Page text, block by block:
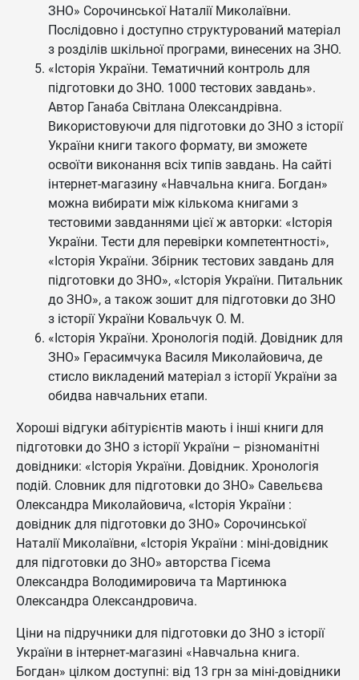
ЗНО» Сорочинської Наталії Миколаївни.
Послідовно і доступно структурований матеріал
з розділів шкільної програми, винесених на ЗНО.
«Історія України. Тематичний контроль для
підготовки до ЗНО. 1000 тестових завдань».
Автор Ганаба Світлана Олександрівна.
Використовуючи для підготовки до ЗНО з історії
України книги такого формату, ви зможете
освоїти виконання всіх типів завдань. На сайті
інтернет-магазину «Навчальна книга. Богдан»
можна вибирати між кількома книгами з
тестовими завданнями цієї ж авторки: «Історія
України. Тести для перевірки компетентності»,
«Історія України. Збірник тестових завдань для
підготовки до ЗНО», «Історія України. Питальник
до ЗНО», а також зошит для підготовки до ЗНО
з історії України Ковальчук О. М.
«Історія України. Хронологія подій. Довідник для
ЗНО» Герасимчука Василя Миколайовича, де
стисло викладений матеріал з історії України за
обидва навчальних етапи.
Хороші відгуки абітурієнтів мають і інші книги для
підготовки до ЗНО з історії України – різноманітні
довідники: «Історія України. Довідник. Хронологія
подій. Словник для підготовки до ЗНО» Савельєва
Олександра Миколайовича, «Історія України :
довідник для підготовки до ЗНО» Сорочинської
Наталії Миколаївни, «Історія України : міні-довідник
для підготовки до ЗНО» авторства Гісема
Олександра Володимировича та Мартинюка
Олександра Олександровича.
Ціни на підручники для підготовки до ЗНО з історії
України в інтернет-магазині «Навчальна книга.
Богдан» цілком доступні: від 13 грн за міні-довідники